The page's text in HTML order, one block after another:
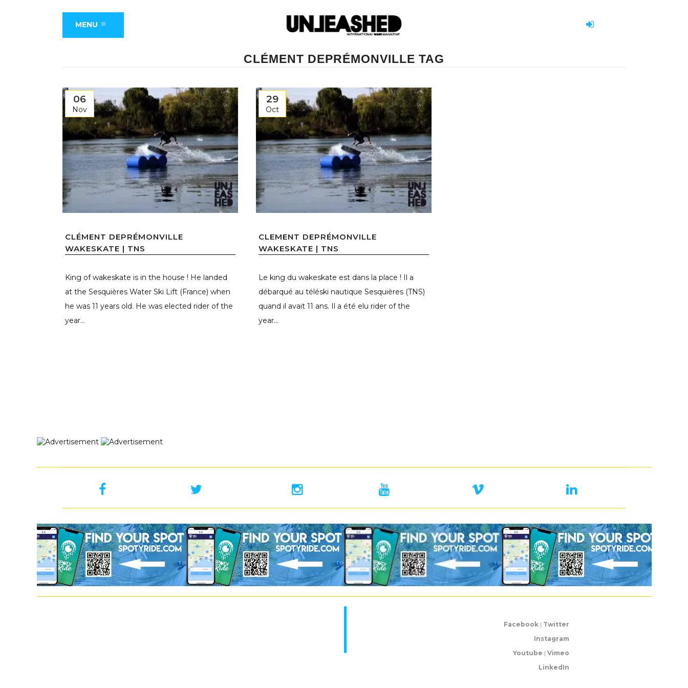
MENU
CLÉMENT DEPRÉMONVILLE TAG
06
Nov
CLÉMENT DEPRÉMONVILLE
WAKESKATE | TNS
King of wakeskate is in the house ! He landed
at the Sesquières Water Ski Lift (France) when
he was 11 years old. He was elected rider of the
year...
29
Oct
CLEMENT DEPRÉMONVILLE
WAKESKATE | TNS
Le king du wakeskate est dans la place ! Il a
débarqué au téléski nautique Sesquières (TNS)
quand il avait 11 ans. Il a été elu rider of the
year...
Facebook | Twitter
Instagram
Youtube | Vimeo
LinkedIn